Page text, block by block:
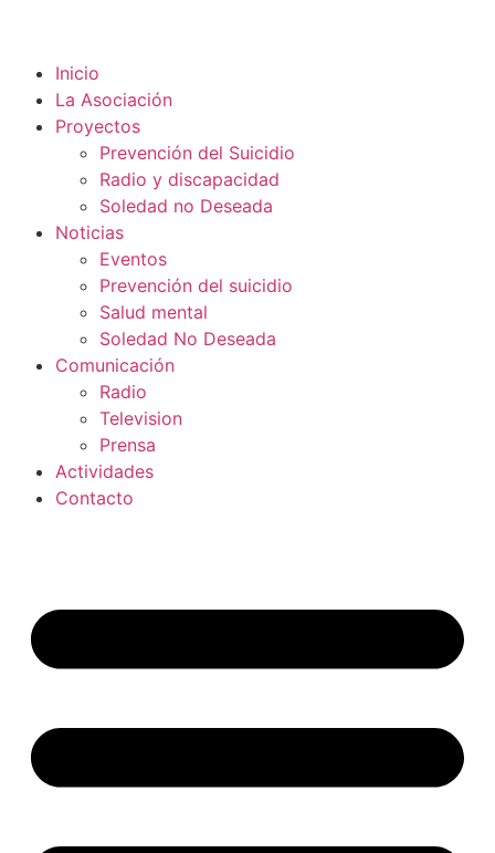
Inicio
La Asociación
Proyectos
Prevención del Suicidio
Radio y discapacidad
Soledad no Deseada
Noticias
Eventos
Prevención del suicidio
Salud mental
Soledad No Deseada
Comunicación
Radio
Television
Prensa
Actividades
Contacto